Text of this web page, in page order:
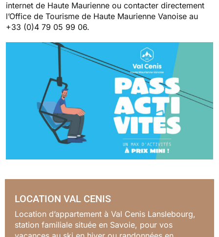
internet de Haute Maurienneou contacter directement
l’Office de Tourisme de Haute Maurienne Vanoise au
+33 (0)4 79 05 99 06.
LOCATION VAL CENIS
Location d’appartement à Val Cenis Lanslebourg,
station familiale située en Savoie, pour vos